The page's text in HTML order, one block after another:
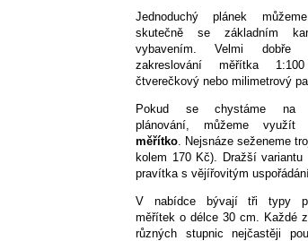
Jednoduchý plánek
skutečně se základním
vybavením. Velmi dobře
zakreslování měřítka
čtverečkový nebo milimetrový
Pokud se chystáme na
plánování, můžeme využít
měřítko . Nejsnáze seženeme
kolem 170 Kč). Dražší variantu
pravítka s vějířovitým
V nabídce bývají tři typy
měřítek o délce 30 cm. Každé
různých stupnic nejčastěji